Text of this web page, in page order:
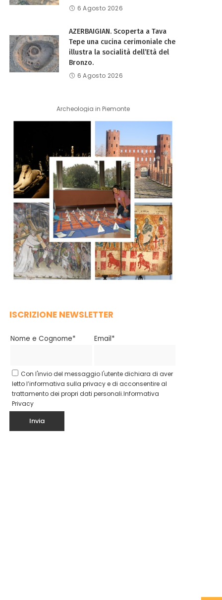
6 Agosto 2026
AZERBAIGIAN. Scoperta a Tava
Tepe una cucina cerimoniale che
illustra la socialità dell’Età del
Bronzo.
6 Agosto 2026
Archeologia in Piemonte
ISCRIZIONE NEWSLETTER
Nome e Cognome* Email*
Con l'invio del messaggio l'utente dichiara di aver
letto l’informativa sulla privacy e di acconsentire al
trattamento dei propri dati personali.Informativa
Privacy